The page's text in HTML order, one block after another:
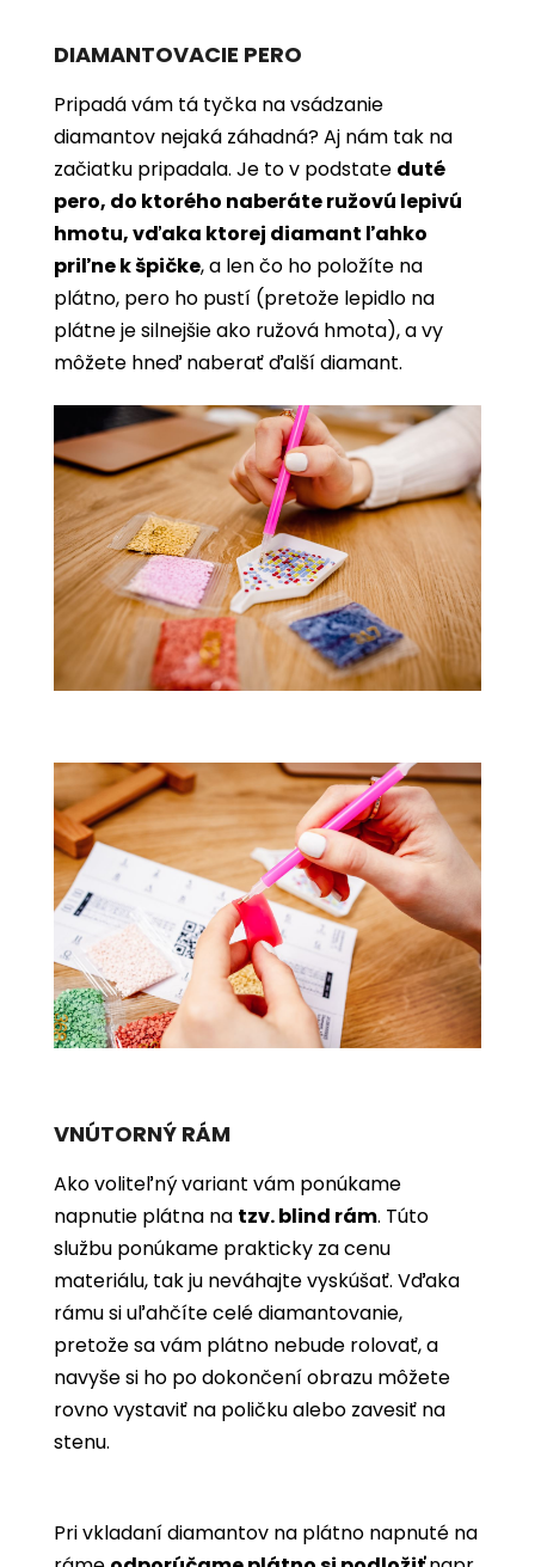
DIAMANTOVACIE PERO
Pripadá vám tá tyčka na vsádzanie
diamantov nejaká záhadná? Aj nám tak na
začiatku pripadala. Je to v podstate duté
pero, do ktorého naberáte ružovú lepivú
hmotu, vďaka ktorej diamant ľahko
priľne k špičke, a len čo ho položíte na
plátno, pero ho pustí (pretože lepidlo na
plátne je silnejšie ako ružová hmota), a vy
môžete hneď naberať ďalší diamant.
VNÚTORNÝ RÁM
Ako voliteľný variant vám ponúkame
napnutie plátna na tzv. blind rám. Túto
službu ponúkame prakticky za cenu
materiálu, tak ju neváhajte vyskúšať. Vďaka
rámu si uľahčíte celé diamantovanie,
pretože sa vám plátno nebude rolovať, a
navyše si ho po dokončení obrazu môžete
rovno vystaviť na poličku alebo zavesiť na
stenu.
Pri vkladaní diamantov na plátno napnuté na